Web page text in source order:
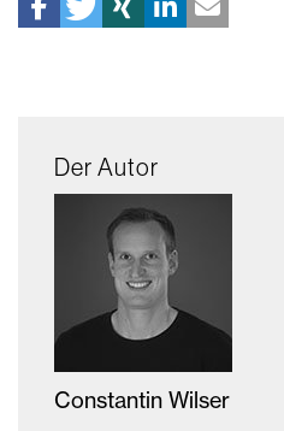
Der Autor
Constantin Wilser